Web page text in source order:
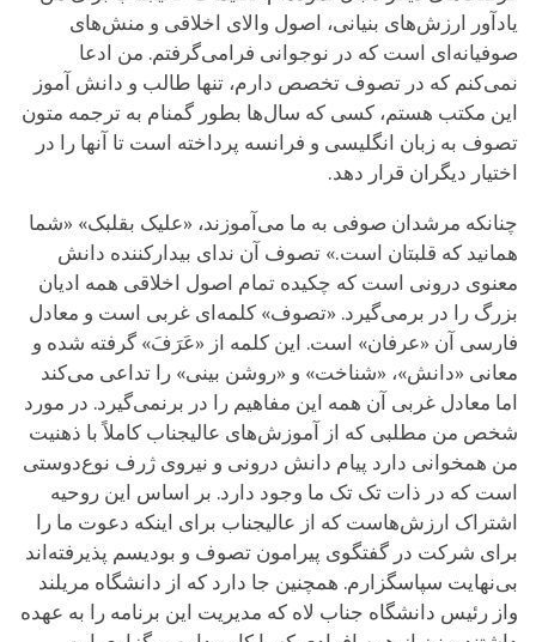
یادآور ارزش‌های بنیانی، اصول والای اخلاقی و منش‌های
صوفیانه‌ای است که در نوجوانی فرامی‌گرفتم. من ادعا
نمی‌کنم که در تصوف تخصص دارم، تنها طالب و دانش آموز
این مکتب هستم، کسی که سال‌ها بطور گمنام به ترجمه متون
تصوف به زبان انگلیسی و فرانسه پرداخته است تا آنها را در
اختیار دیگران قرار دهد.
چنانکه مرشدان صوفی به ما می‌آموزند، «علیک بقلبک» «شما
همانید که قلبتان است.» تصوف آن ندای بیدارکننده دانش
معنوی درونی است که چکیده تمام اصول اخلاقی همه ادیان
بزرگ را در برمی‌گیرد. «تصوف» کلمه‌ای غربی است و معادل
فارسی آن «عرفان» است. این کلمه از «عَرَفَ» گرفته شده و
معانی «دانش»، «شناخت» و «روشن بینی» را تداعی می‌کند
اما معادل غربی آن همه این مفاهیم را در برنمی‌گیرد. در مورد
شخص من مطلبی که از آموزش‌های عالیجناب کاملاً با ذهنیت
من همخوانی دارد پیام دانش درونی و نیروی ژرف نوع‌دوستی
است که در ذات تک تک ما وجود دارد. بر اساس این روحیه
اشتراک ارزش‌هاست که از عالیجناب برای اینکه دعوت ما را
برای شرکت در گفتگوی پیرامون تصوف و بودیسم پذیرفته‌اند
بی‌نهایت سپاسگزارم. همچنین جا دارد که از دانشگاه مریلند
واز رئیس دانشگاه جناب لاه که مدیریت این برنامه را به عهده